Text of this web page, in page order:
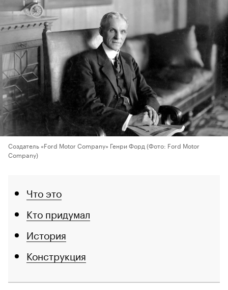
Создатель «Ford Motor Company» Генри Форд (Фото: Ford Motor
Company)
Что это
Кто придумал
История
Конструкция